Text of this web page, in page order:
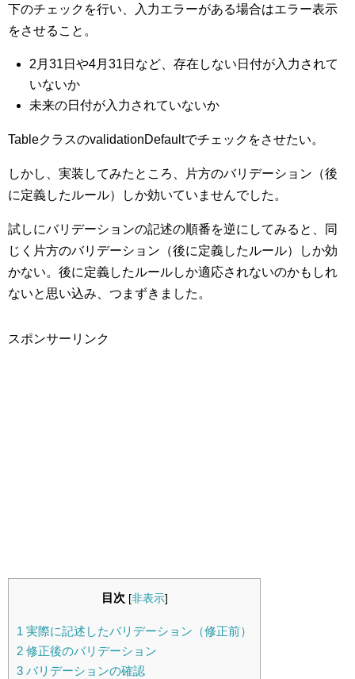
下のチェックを行い、入力エラーがある場合はエラー表示
をさせること。
2月31日や4月31日など、存在しない日付が入力されて
いないか
未来の日付が入力されていないか
TableクラスのvalidationDefaultでチェックをさせたい。
しかし、実装してみたところ、片方のバリデーション（後
に定義したルール）しか効いていませんでした。
試しにバリデーションの記述の順番を逆にしてみると、同
じく片方のバリデーション（後に定義したルール）しか効
かない。後に定義したルールしか適応されないのかもしれ
ないと思い込み、つまずきました。
スポンサーリンク
目次 [非表示]
1 実際に記述したバリデーション（修正前）
2 修正後のバリデーション
3 バリデーションの確認